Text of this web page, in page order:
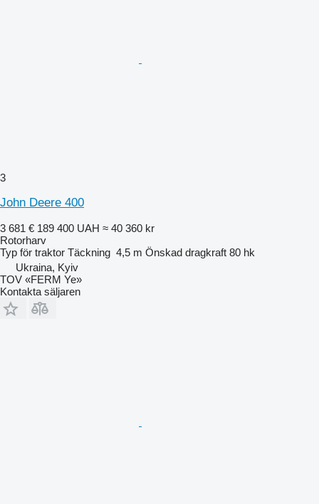
3
John Deere 400
3 681 € 189 400 UAH ≈ 40 360 kr
Rotorharv
Typ för traktor Täckning 4,5 m Önskad dragkraft 80 hk
Ukraina, Kyiv
TOV «FERM Ye»
Kontakta säljaren